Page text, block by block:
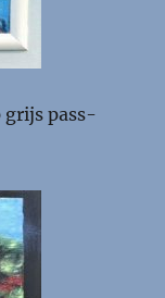
grijs pass-